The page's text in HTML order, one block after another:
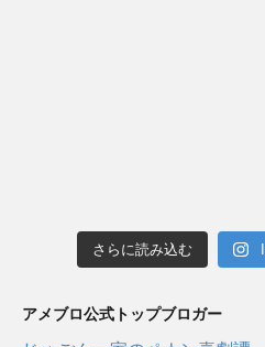
さらに読み込む
アメブロ公式トップブロガー